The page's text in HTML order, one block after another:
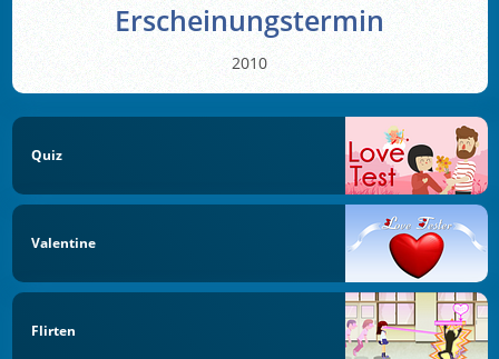
Erscheinungstermin
2010
Quiz
Valentine
Flirten